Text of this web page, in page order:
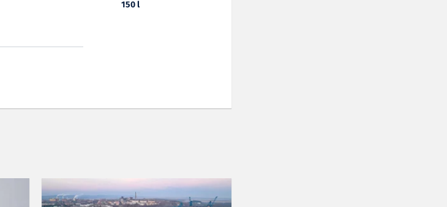
150 l